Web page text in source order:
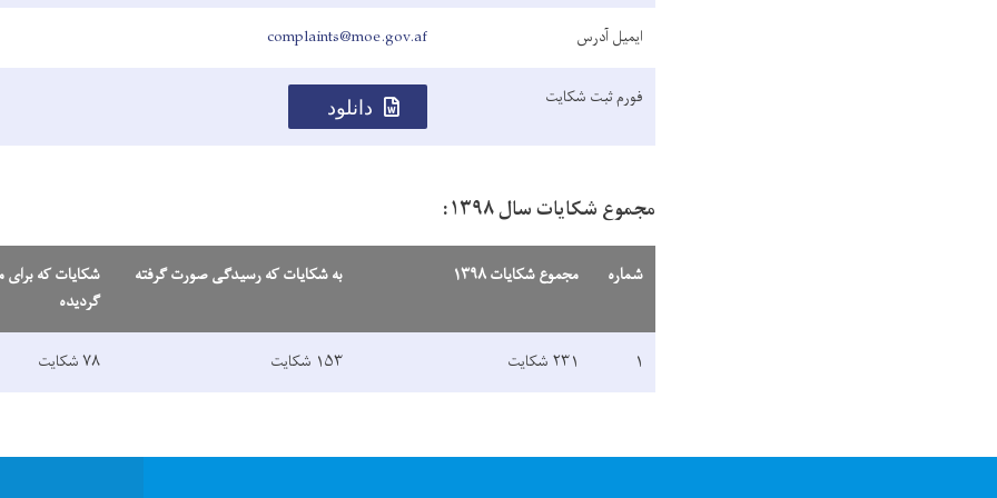
ایمیل آدرس complaints@moe.gov.af
فورم ثبت شکایت دانلود
مجموع شکایات سال ۱۳۹۸:
شماره مجموع شکایات ۱۳۹۸ به شکایات که رسیدگی صورت گرفته
شکایات که برای
گردیده
۱ ۲۳۱ شکایت ۱۵۳ شکایت ۷۸ شکایت